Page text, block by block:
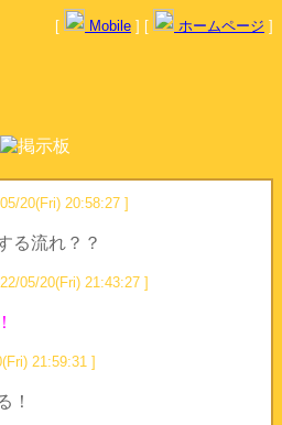
[ Mobile ] [ ホームページ ]
20(Fri) 20:58:27 ]
る流れ？？
05/20(Fri) 21:43:27 ]
21:59:31 ]
！